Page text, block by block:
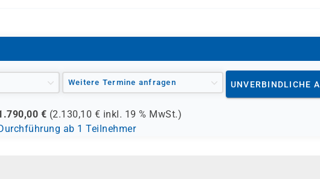
Weitere Termine anfragen UNVERBINDLICHE
€ (2.130,10 € inkl. 19 % MwSt.)
ab 1 Teilnehmer